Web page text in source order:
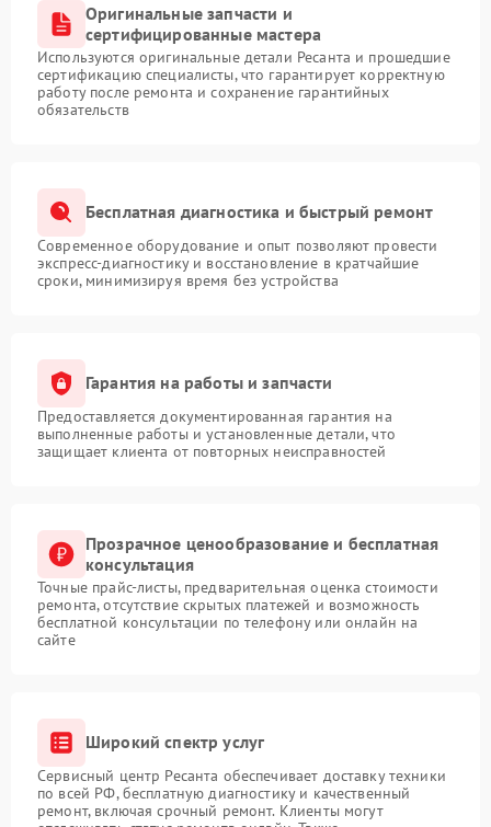
Оригинальные запчасти и
сертифицированные мастера
Используются оригинальные детали Ресанта и прошедшие
сертификацию специалисты, что гарантирует корректную
работу после ремонта и сохранение гарантийных
обязательств
Бесплатная диагностика и быстрый ремонт
Современное оборудование и опыт позволяют провести
экспресс-диагностику и восстановление в кратчайшие
сроки, минимизируя время без устройства
Гарантия на работы и запчасти
Предоставляется документированная гарантия на
выполненные работы и установленные детали, что
защищает клиента от повторных неисправностей
Прозрачное ценообразование и бесплатная
консультация
Точные прайс-листы, предварительная оценка стоимости
ремонта, отсутствие скрытых платежей и возможность
бесплатной консультации по телефону или онлайн на
сайте
Широкий спектр услуг
Сервисный центр Ресанта обеспечивает доставку техники
по всей РФ, бесплатную диагностику и качественный
ремонт, включая срочный ремонт. Клиенты могут